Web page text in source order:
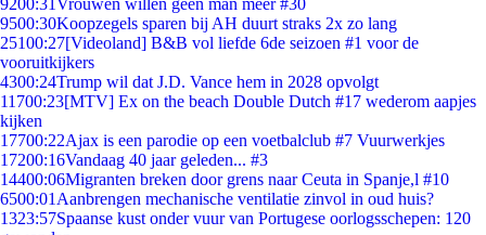
9200:31Vrouwen willen geen man meer #30
9500:30Koopzegels sparen bij AH duurt straks 2x zo lang
25100:27[Videoland] B&B vol liefde 6de seizoen #1 voor de
vooruitkijkers
4300:24Trump wil dat J.D. Vance hem in 2028 opvolgt
11700:23[MTV] Ex on the beach Double Dutch #17 wederom aapjes
kijken
17700:22Ajax is een parodie op een voetbalclub #7 Vuurwerkjes
17200:16Vandaag 40 jaar geleden... #3
14400:06Migranten breken door grens naar Ceuta in Spanje,l #10
6500:01 Aanbrengen mechanische ventilatie zinvol in oud huis?
1323:57Spaanse kust onder vuur van Portugese oorlogsschepen: 120